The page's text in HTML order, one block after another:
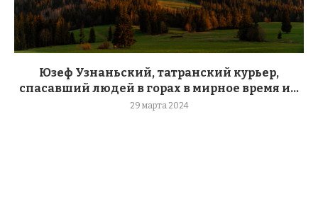
Юзеф Узнаньский, татранский курьер,
спасавший людей в горах в мирное время и...
29 марта 2024